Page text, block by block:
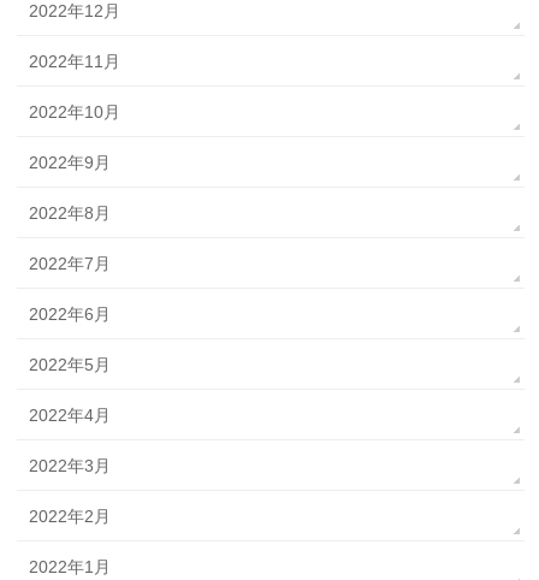
2022年12月
2022年11月
2022年10月
2022年9月
2022年8月
2022年7月
2022年6月
2022年5月
2022年4月
2022年3月
2022年2月
2022年1月